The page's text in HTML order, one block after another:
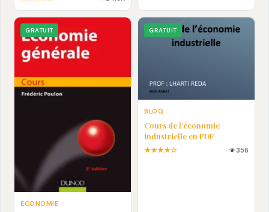
GRATUIT
ECONOMIE
GRATUIT
BLOG
Cours de l’économie
industrielle en PDF
★★★★☆ 356